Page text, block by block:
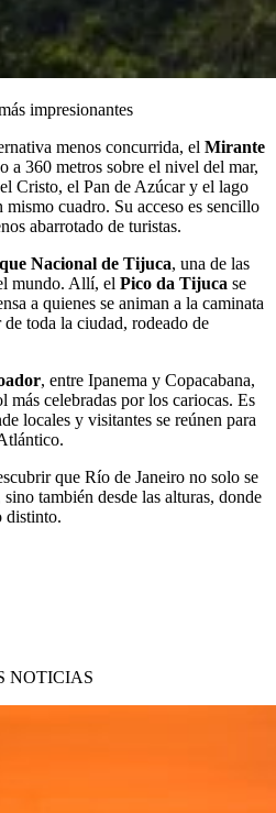
impresionantes
menos concurrida, el Mirante
a 360 metros sobre el nivel del mar,
Cristo, el Pan de Azúcar y el lago
cuadro. Su acceso es sencillo
abarrotado de turistas.
Nacional de Tijuca, una de las
mundo. Allí, el Pico da Tijuca se
a quienes se animan a la caminata
toda la ciudad, rodeado de
, entre Ipanema y Copacabana,
más celebradas por los cariocas. Es
locales y visitantes se reúnen para
que Río de Janeiro no solo se
también desde las alturas, donde
distinto.
NOTICIAS